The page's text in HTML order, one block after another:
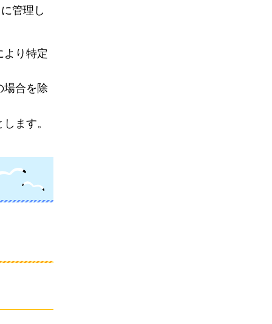
管理し
より特定
場合を除
ます。